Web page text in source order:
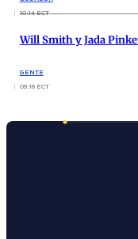
10:14 ECT
Will Smith y Jada
GENTE
09:16 ECT